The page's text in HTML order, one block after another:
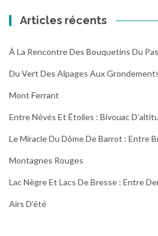
Articles récents
À La Rencontre Des Bouquetins Du
Du Vert Des Alpages Aux Grondements
Mont Ferrant
Entre Névés Et Étoiles : Bivouac
Le Miracle Du Dôme De Barrot : Entre
Montagnes Rouges
Lac Nègre Et Lacs De Bresse : Entre
Airs D’été